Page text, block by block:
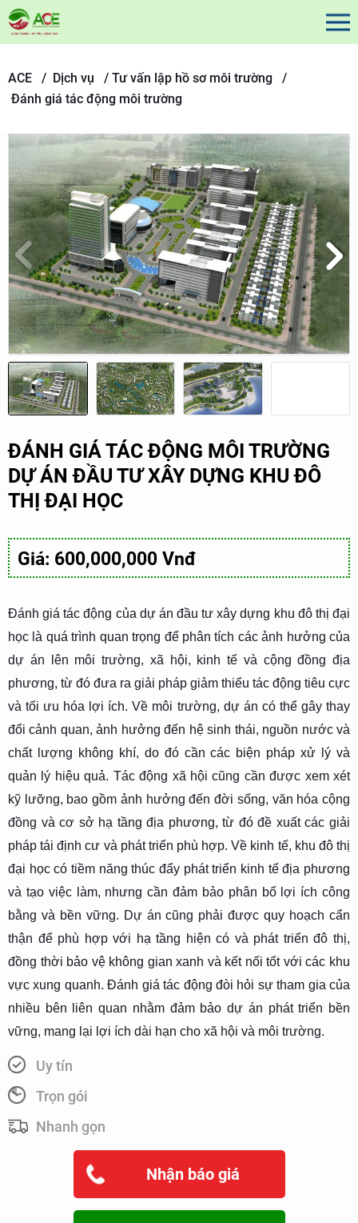
ACE / Dịch vụ / Tư vấn lập hồ sơ môi trường /
Đánh giá tác động môi trường
ĐÁNH GIÁ TÁC ĐỘNG MÔI TRƯỜNG
DỰ ÁN ĐẦU TƯ XÂY DỰNG KHU ĐÔ
THỊ ĐẠI HỌC
Giá: 600,000,000 Vnđ
Đánh giá tác động của dự án đầu tư xây dựng khu đô thị đại
học là quá trình quan trọng để phân tích các ảnh hưởng của
dự án lên môi trường, xã hội, kinh tế và cộng đồng địa
phương, từ đó đưa ra giải pháp giảm thiểu tác động tiêu cực
và tối ưu hóa lợi ích. Về môi trường, dự án có thể gây thay
đổi cảnh quan, ảnh hưởng đến hệ sinh thái, nguồn nước và
chất lượng không khí, do đó cần các biện pháp xử lý và
quản lý hiệu quả. Tác động xã hội cũng cần được xem xét
kỹ lưỡng, bao gồm ảnh hưởng đến đời sống, văn hóa cộng
đồng và cơ sở hạ tầng địa phương, từ đó đề xuất các giải
pháp tái định cư và phát triển phù hợp. Về kinh tế, khu đô thị
đại học có tiềm năng thúc đẩy phát triển kinh tế địa phương
và tạo việc làm, nhưng cần đảm bảo phân bổ lợi ích công
bằng và bền vững. Dự án cũng phải được quy hoạch cẩn
thận để phù hợp với hạ tầng hiện có và phát triển đô thị,
đồng thời bảo vệ không gian xanh và kết nối tốt với các khu
vực xung quanh. Đánh giá tác động đòi hỏi sự tham gia của
nhiều bên liên quan nhằm đảm bảo dự án phát triển bền
vững, mang lại lợi ích dài hạn cho xã hội và môi trường.
Uy tín
Trọn gói
Nhanh gọn
Nhận báo giá